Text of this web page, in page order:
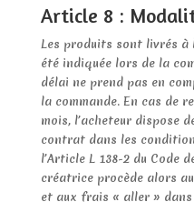
Article 8 :
Les produits sont livrés à
été indiquée lors de la
délai ne prend pas en
la commande. En cas de
mois, l’acheteur dispose
contrat dans les
l’Article L 138-2 du Code
créatrice procède alors
et aux frais « aller »